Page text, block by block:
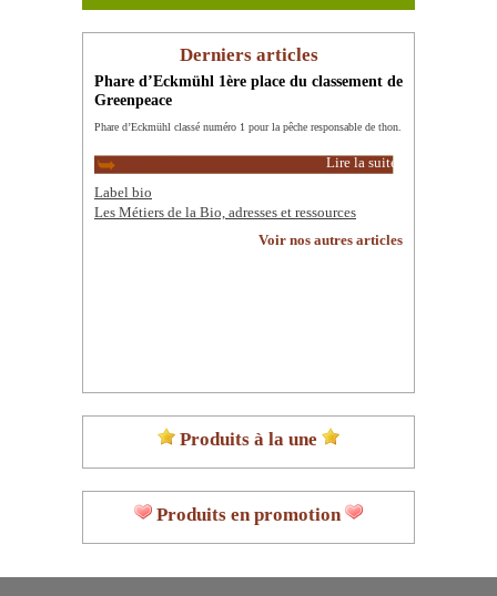
Derniers articles
Phare d’Eckmühl 1ère place du classement de
Greenpeace
Phare d’Eckmühl classé numéro 1 pour la pêche responsable de thon.
Lire la suite
Label bio
Les Métiers de la Bio, adresses et ressources
Voir nos autres articles
Produits à la une
Produits en promotion